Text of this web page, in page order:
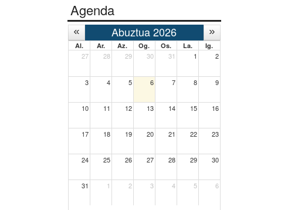
Agenda
Abuztua 2026
Al. Ar. Az. Og. Os. La. Ig.
27 28 29 30 31 1 2
3 4 5 6 7 8 9
10 11 12 13 14 15 16
17 18 19 20 21 22 23
24 25 26 27 28 29 30
31 1 2 3 4 5 6